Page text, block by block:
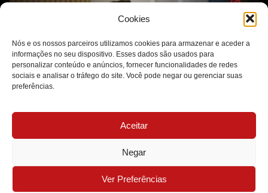
Cookies
Nós e os nossos parceiros utilizamos cookies para armazenar e aceder a
informações no seu dispositivo. Esses dados são usados para
personalizar conteúdo e anúncios, fornecer funcionalidades de redes
sociais e analisar o tráfego do site. Você pode negar ou gerenciar suas
preferências.
Aceitar
Negar
Ver Preferências
A Ética Como Base de Todas as Decisões Médicas